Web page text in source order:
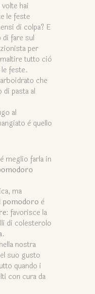
hai
le feste
di colpa? E
di fare sul
per
tutto ciò
feste.
che
pasta al
al
è quello
è meglio farla in
ma
pomodoro è
: favorisce la
di colesterolo
.
nostra
suo gusto
quando i
con cura da